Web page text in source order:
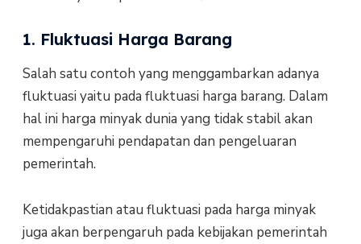
1. Fluktuasi Harga Barang
Salah satu contoh yang menggambarkan adanya
fluktuasi yaitu pada fluktuasi harga barang. Dalam
hal ini harga minyak dunia yang tidak stabil akan
mempengaruhi pendapatan dan pengeluaran
pemerintah.
Ketidakpastian atau fluktuasi pada harga minyak
juga akan berpengaruh pada kebijakan pemerintah